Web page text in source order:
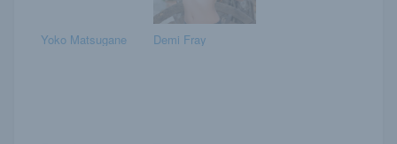
Yoko Matsugane Demi Fray